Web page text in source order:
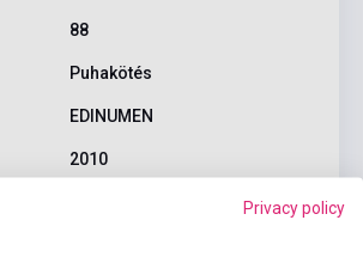
88
Puhakötés
EDINUMEN
2010
Privacy policy